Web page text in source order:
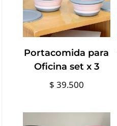
Portacomida para
Oficina set x 3
$ 39.500